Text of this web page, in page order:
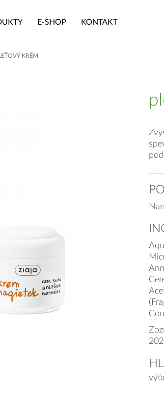
E-SHOP KONTAKT
KRÉM